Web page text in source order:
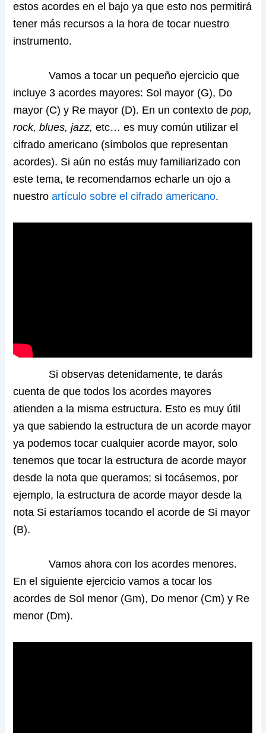
estos acordes en el bajo ya que esto nos permitirá
tener más recursos a la hora de tocar nuestro
instrumento.
Vamos a tocar un pequeño ejercicio que
incluye 3 acordes mayores: Sol mayor (G), Do
mayor (C) y Re mayor (D). En un contexto depop,
rock, blues, jazz,etc… es muy común utilizar el
cifrado americano (símbolos que representan
acordes). Si aún no estás muy familiarizado con
este tema, te recomendamos echarle un ojo a
nuestroartículo sobre el cifrado americano.
Si observas detenidamente, te darás
cuenta de que todos los acordes mayores
atienden a la misma estructura. Esto es muy útil
ya que sabiendo la estructura de un acorde mayor
ya podemos tocar cualquier acorde mayor, solo
tenemos que tocar la estructura de acorde mayor
desde la nota que queramos; si tocásemos, por
ejemplo, la estructura de acorde mayor desde la
nota Si estaríamos tocando el acorde de Si mayor
(B).
Vamos ahora con los acordes menores.
En el siguiente ejercicio vamos a tocar los
acordes de Sol menor (Gm), Do menor (Cm) y Re
menor (Dm).